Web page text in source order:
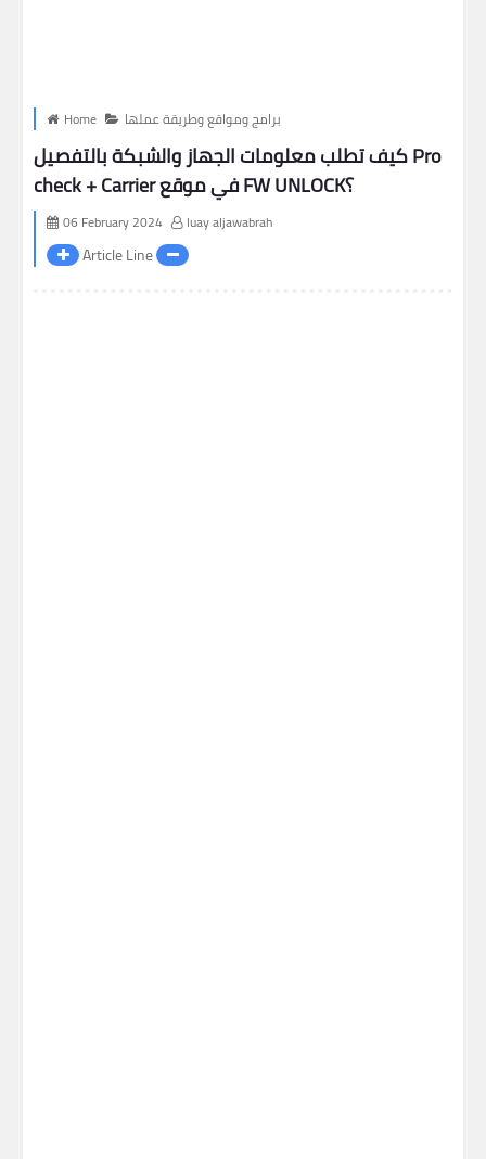
Home برامج ومواقع وطريقة عملها
كيف تطلب معلومات الجهاز والشبكة بالتفصيل Pro
check + Carrier في موقع FW UNLOCK؟
06 February 2024 luay aljawabrah
Article Line